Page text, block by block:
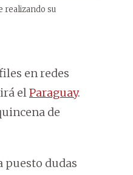
realizando su
en redes
elParaguay.
de
puesto dudas